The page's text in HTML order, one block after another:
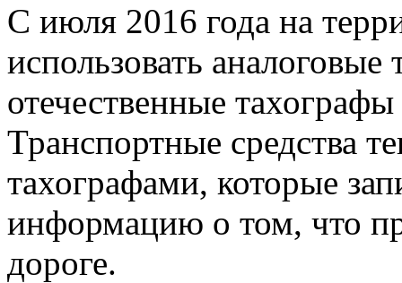
С июля 2016 года на
использовать
отечественные
Транспортные средства
тахографами, которые
информацию о том, что
дороге.